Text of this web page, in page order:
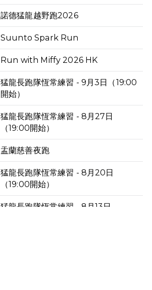
諾德猛龍越野跑2026
Suunto Spark Run
Run with Miffy 2026 HK
猛龍長跑隊恆常練習 - 9月3日（19:00
開始）
猛龍長跑隊恆常練習 - 8月27日
（19:00開始）
盂蘭慈善夜跑
猛龍長跑隊恆常練習 - 8月20日
（19:00開始）
猛龍長跑隊恆常練習 - 8月13日